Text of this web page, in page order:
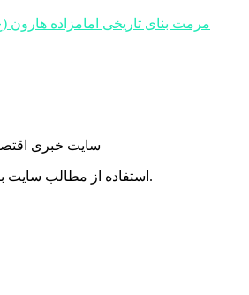
مرمت بنای تاریخی امامزاده هارون
سایت خبری
استفاده از مطالب سایت با ذکر منبع بلامانع میباشد.